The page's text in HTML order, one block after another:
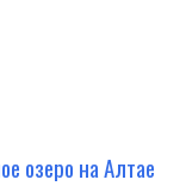
озеро на Алтае